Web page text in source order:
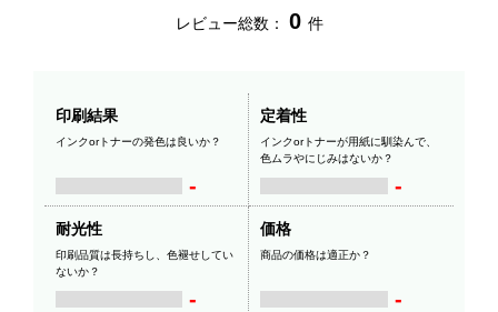
レビュー総数： 0 件
印刷結果
インクorトナーの発色は良いか？
-
定着性
インクorトナーが用紙に馴染んで、
色ムラやにじみはないか？
-
耐光性
印刷品質は長持ちし、色褪せしてい
ないか？
-
価格
商品の価格は適正か？
-